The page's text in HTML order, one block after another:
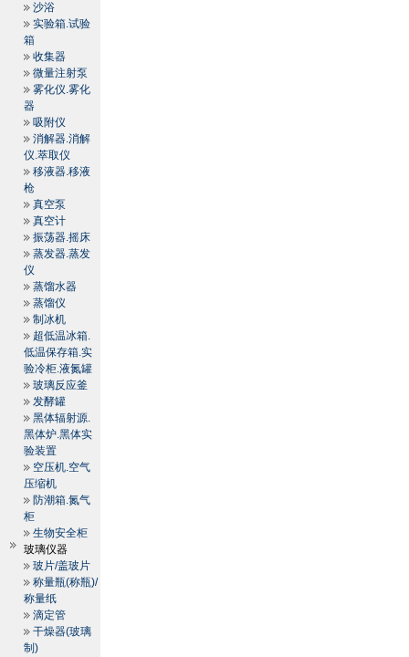
沙浴
实验箱.试验
箱
收集器
微量注射泵
雾化仪.雾化
器
吸附仪
消解器.消解
仪.萃取仪
移液器.移液
枪
真空泵
真空计
振荡器.摇床
蒸发器.蒸发
仪
蒸馏水器
蒸馏仪
制冰机
超低温冰箱.
低温保存箱.实
验冷柜.液氮罐
玻璃反应釜
发酵罐
黑体辐射源.
黑体炉.黑体实
验装置
空压机.空气
压缩机
防潮箱.氮气
柜
生物安全柜
玻璃仪器
玻片/盖玻片
称量瓶(称瓶)/
称量纸
滴定管
干燥器(玻璃
制)